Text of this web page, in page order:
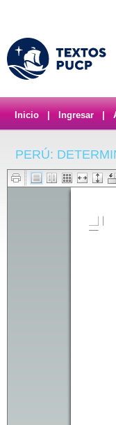
Inicio Ingresar
PERÚ: